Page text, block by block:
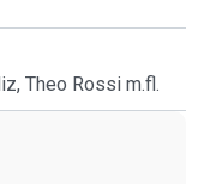
Theo Rossi m.fl.